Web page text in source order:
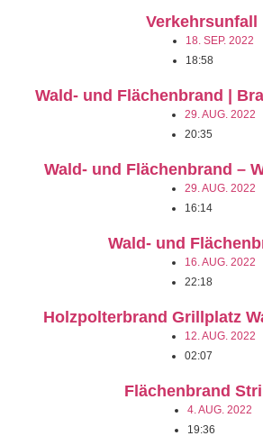
Verkehrsunfall
18. SEP. 2022
18:58
Wald- und Flächenbrand |
29. AUG. 2022
20:35
Wald- und Flächenbrand –
29. AUG. 2022
16:14
Wald- und
16. AUG. 2022
22:18
Holzpolterbrand Grillplatz
12. AUG. 2022
02:07
Flächenbrand
4. AUG. 2022
19:36